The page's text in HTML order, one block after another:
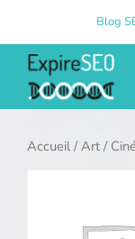
contenu
Blog
Accueil/Art /